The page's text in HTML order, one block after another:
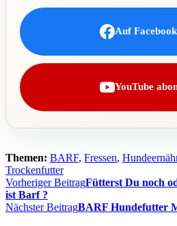
Auf
YouTube
Themen: BARF, Fressen,
Trockenfutter
Beitragsnavigation
Vorheriger BeitragFütterst Du noch
ist Barf ?
Nächster BeitragBARF Hundefutter